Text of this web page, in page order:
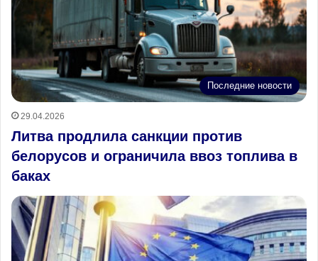
Последние новости
29.04.2026
Литва продлила санкции против
белорусов и ограничила ввоз топлива в
баках